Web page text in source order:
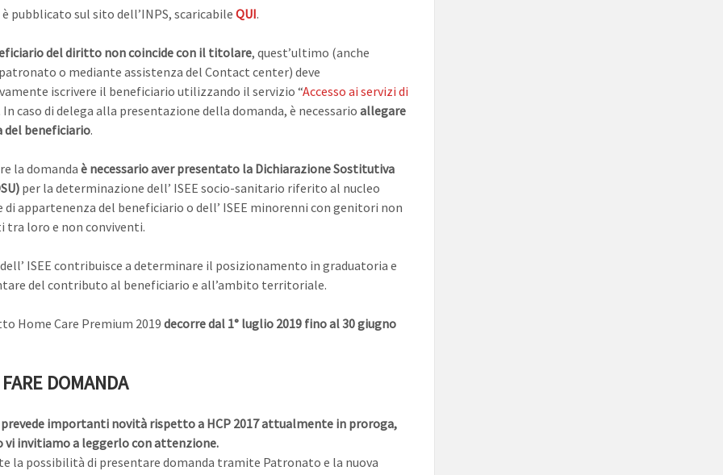
pubblicato sul sito dell’INPS, scaricabile QUI.
del diritto non coincide con il titolare, quest’ultimo (anche
o mediante assistenza del Contact center) deve
iscrivere il beneficiario utilizzando il servizio “Accesso ai servizi di
In caso di delega alla presentazione della domanda, è necessario allegare
del beneficiario.
la domandaè necessario aver presentato la Dichiarazione Sostitutiva
)per la determinazione dell’ ISEE socio-sanitario riferito al nucleo
appartenenza del beneficiario o dell’ ISEE minorenni con genitori non
tra loro e non conviventi.
ISEE contribuisce a determinare il posizionamento in graduatoria e
del contributo al beneficiario e all’ambito territoriale.
Home Care Premium 2019 decorre dal 1° luglio 2019 fino al 30 giugno
DOMANDA
importanti novità rispetto a HCP 2017 attualmente in proroga,
vi invitiamo a leggerlo con attenzione.
la possibilità di presentare domanda tramite Patronato e la nuova